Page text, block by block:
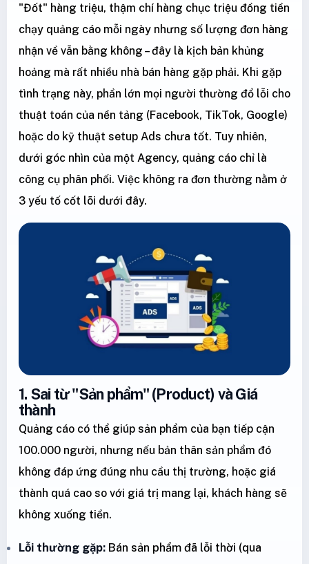
"Đốt" hàng triệu, thậm chí hàng chục triệu đồng tiền
chạy quảng cáo mỗi ngày nhưng số lượng đơn hàng
nhận về vẫn bằng không – đây là kịch bản khủng
hoảng mà rất nhiều nhà bán hàng gặp phải. Khi gặp
tình trạng này, phần lớn mọi người thường đổ lỗi cho
thuật toán của nền tảng (Facebook, TikTok, Google)
hoặc do kỹ thuật setup Ads chưa tốt. Tuy nhiên,
dưới góc nhìn của một Agency, quảng cáo chỉ là
công cụ phân phối. Việc không ra đơn thường nằm ở
3 yếu tố cốt lõi dưới đây.
1. Sai từ "Sản phẩm" (Product) và Giá
thành
Quảng cáo có thể giúp sản phẩm của bạn tiếp cận
100.000 người, nhưng nếu bản thân sản phẩm đó
không đáp ứng đúng nhu cầu thị trường, hoặc giá
thành quá cao so với giá trị mang lại, khách hàng sẽ
không xuống tiền.
Lỗi thường gặp: Bán sản phẩm đã lỗi thời (qua